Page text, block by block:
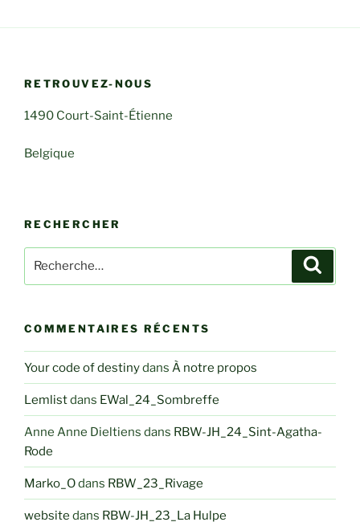
RETROUVEZ-NOUS
1490 Court-Saint-Étienne
Belgique
RECHERCHER
pour
COMMENTAIRES RÉCENTS
Your code of destinydans À notre propos
Lemlistdans EWal_24_Sombreffe
Anne Anne Dieltiens dans RBW-JH_24_Sint-Agatha-
Rode
Marko_Odans RBW_23_Rivage
website dans RBW-JH_23_La Hulpe